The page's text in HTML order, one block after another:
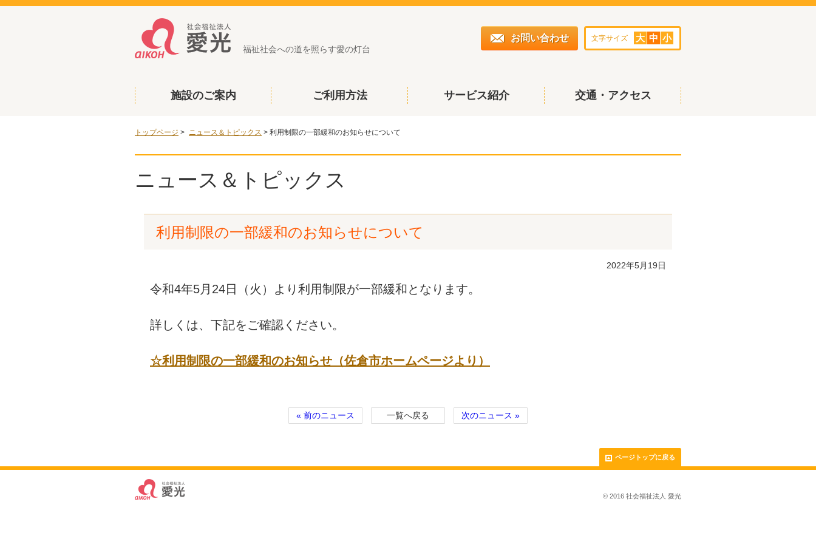
福祉社会への道を照らす愛の灯台
お問い合わせ 文字サイズ 大 中 小
施設のご案内 ご利用方法 サービス紹介 交通・アクセス
トップページ > ニュース＆トピックス > 利用制限の一部緩和のお知らせについて
ニュース＆トピックス
利用制限の一部緩和のお知らせについて
2022年5月19日
令和4年5月24日（火）より利用制限が一部緩和となります。
詳しくは、下記をご確認ください。
☆利用制限の一部緩和のお知らせ（佐倉市ホームページより）
« 前のニュース 一覧へ戻る 次のニュース »
ページトップに戻る
© 2016 社会福祉法人 愛光